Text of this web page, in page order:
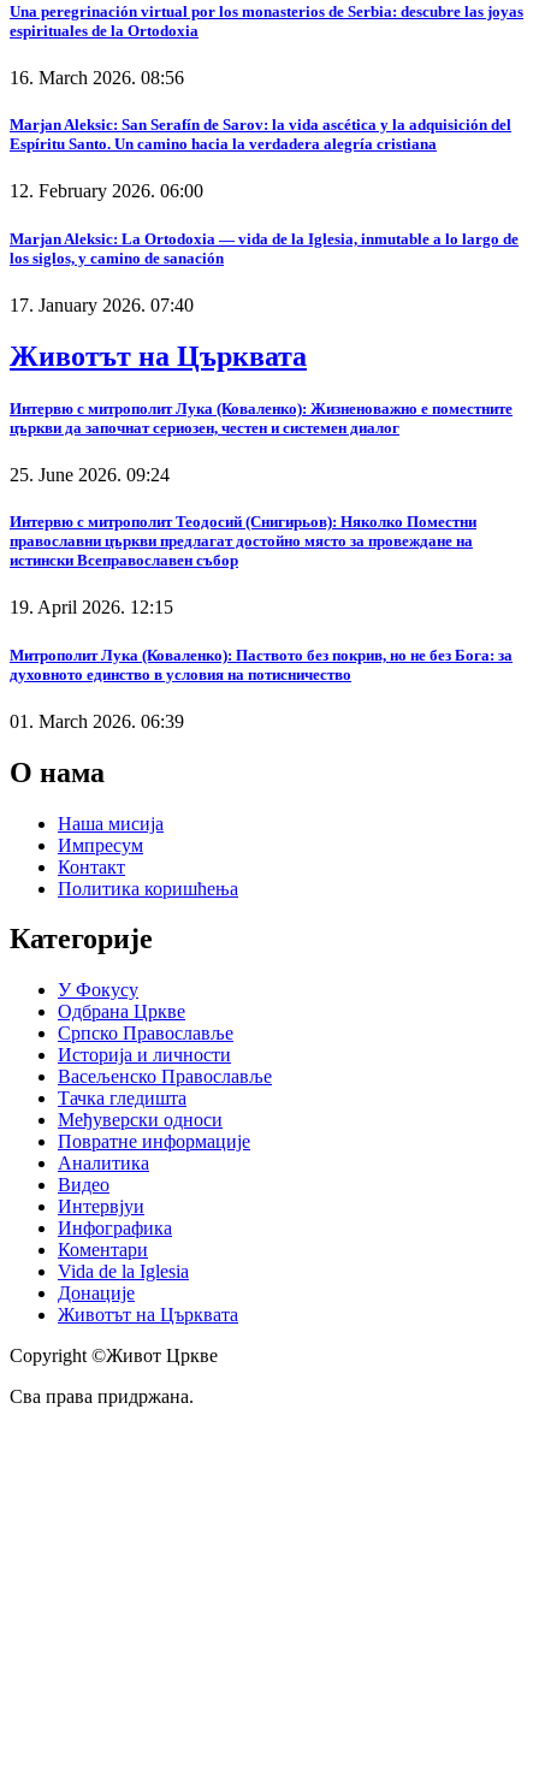
Una peregrinación virtual por los monasterios de Serbia: descubre las joyas
espirituales de la Ortodoxia
16. March 2026. 08:56
Marjan Aleksic: San Serafín de Sarov: la vida ascética y la adquisición del
Espíritu Santo. Un camino hacia la verdadera alegría cristiana
12. February 2026. 06:00
Marjan Aleksic: La Ortodoxia — vida de la Iglesia, inmutable a lo largo de
los siglos, y camino de sanación
17. January 2026. 07:40
Животът на Църквата
Интервю с митрополит Лука (Коваленко): Жизненоважно е поместните
църкви да започнат сериозен, честен и системен диалог
25. June 2026. 09:24
Интервю с митрополит Теодосий (Снигирьов): Няколко Поместни
православни църкви предлагат достойно място за провеждане на
истински Всеправославен събор
19. April 2026. 12:15
Митрополит Лука (Коваленко): Паството без покрив, но не без Бога: за
духовното единство в условия на потисничество
01. March 2026. 06:39
О нама
Наша мисија
Импресум
Контакт
Политика коришћења
Категорије
У Фокусу
Одбрана Цркве
Српско Православље
Историја и личности
Васељенско Православље
Тачка гледишта
Међуверски односи
Повратне информације
Аналитика
Видео
Интервјуи
Инфографика
Коментари
Vida de la Iglesia
Донације
Животът на Църквата
Copyright ©Живот Цркве
Сва права придржана.